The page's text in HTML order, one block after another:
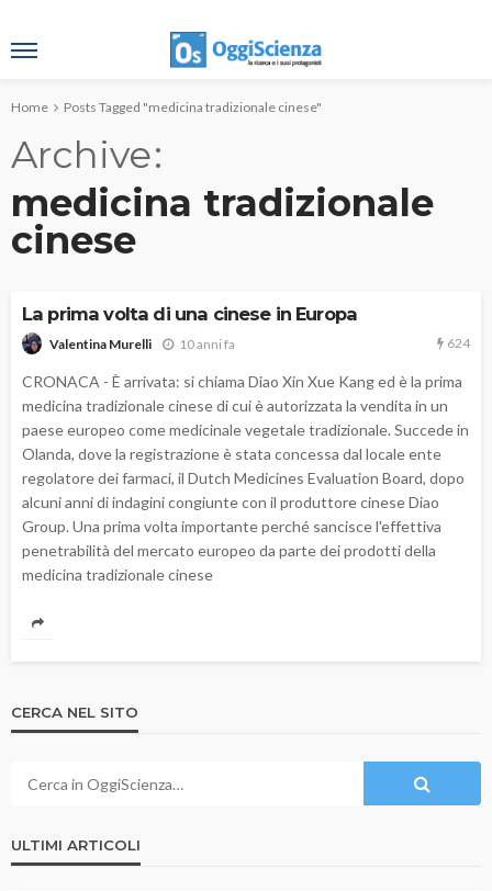
Home Posts Tagged "medicina tradizionale cinese"
Archive
medicina tradizionale
cinese
La prima volta di una cinese in Europa
Valentina Murelli 10 anni fa 624
CRONACA - È arrivata: si chiama Diao Xin Xue Kang ed è la prima
medicina tradizionale cinese di cui è autorizzata la vendita in un
paese europeo come medicinale vegetale tradizionale. Succede in
Olanda, dove la registrazione è stata concessa dal locale ente
regolatore dei farmaci, il Dutch Medicines Evaluation Board, dopo
alcuni anni di indagini congiunte con il produttore cinese Diao
Group. Una prima volta importante perché sancisce l'effettiva
penetrabilità del mercato europeo da parte dei prodotti della
medicina tradizionale cinese
CERCA NEL SITO
ULTIMI ARTICOLI